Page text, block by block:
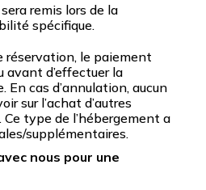
remis lors de la
spécifique.
réservation, le paiement
avant d’effectuer la
cas d’annulation, aucun
sur l’achat d’autres
Ce type de l’hébergement a
supplémentaires.
nous pour une